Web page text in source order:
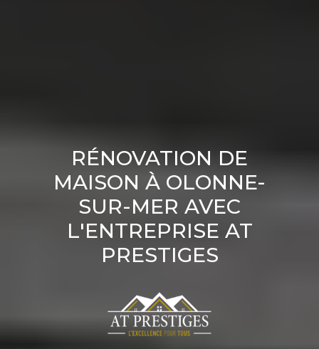
RÉNOVATION DE
MAISON À OLONNE-
SUR-MER AVEC
L'ENTREPRISE AT
PRESTIGES